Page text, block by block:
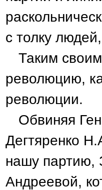
с толку
Таким
революцию,
революции.
Обвиняя
Дегтяренко
нашу партию,
Андреевой,